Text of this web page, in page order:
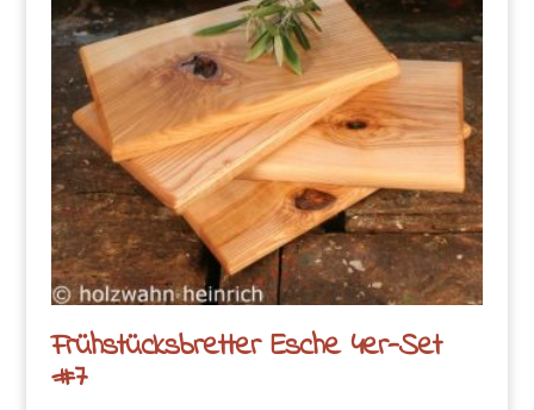
Frühstücksbretter Esche 4er-Set
#7